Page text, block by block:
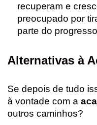
recuperam e
preocupado por
parte do
Alternativas à
Se depois de tudo
à vontade com a
outros caminhos?